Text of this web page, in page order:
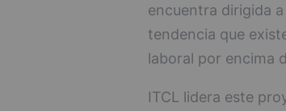
encuentra dirigida
tendencia que
laboral por encima
ITCL lidera este